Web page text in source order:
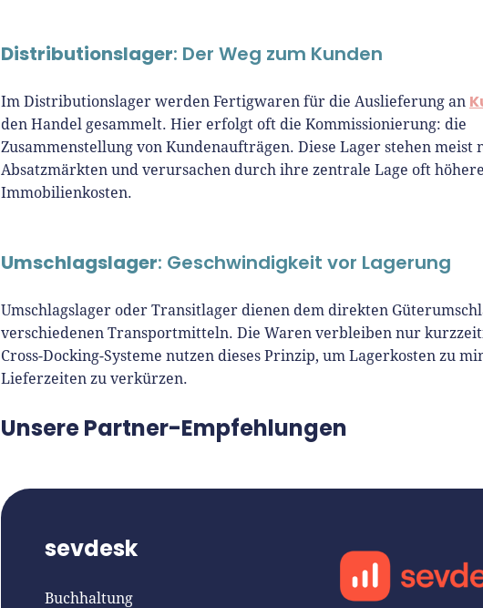
Distributionslager: Der Weg zum Kunden
Im Distributionslager werden Fertigwaren für die Auslieferung an
den Handel gesammelt. Hier erfolgt oft die Kommissionierung: die
Zusammenstellung von Kundenaufträgen. Diese Lager stehen meist
Absatzmärkten und verursachen durch ihre zentrale Lage oft höhere
Immobilienkosten.
Umschlagslager: Geschwindigkeit vor Lagerung
Umschlagslager oder Transitlager dienen dem direkten
verschiedenen Transportmitteln. Die Waren verbleiben nur
Cross-Docking-Systeme nutzen dieses Prinzip, um Lagerkosten zu
Lieferzeiten zu verkürzen.
Unsere Partner-Empfehlungen
sevdesk
Buchhaltung